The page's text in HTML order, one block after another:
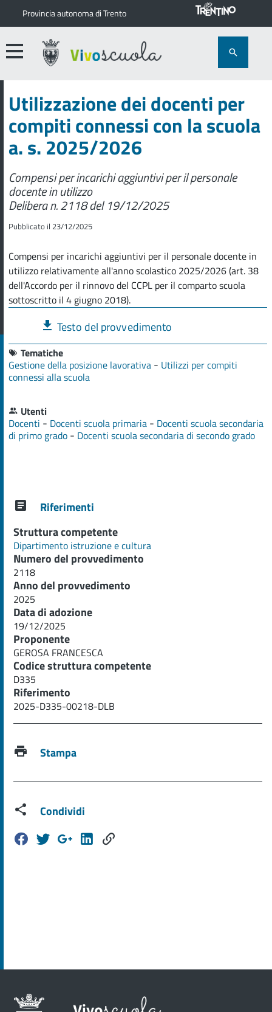
Provincia autonoma di Trento
Utilizzazione dei docenti per
compiti connessi con la scuola
a. s. 2025/2026
Compensi per incarichi aggiuntivi per il personale
docente in utilizzo
Delibera n. 2118 del 19/12/2025
Pubblicato il 23/12/2025
Compensi per incarichi aggiuntivi per il personale docente in
utilizzo relativamente all'anno scolastico 2025/2026 (art. 38
dell'Accordo per il rinnovo del CCPL per il comparto scuola
sottoscritto il 4 giugno 2018).
Testo del provvedimento
Tematiche
Gestione della posizione lavorativa - Utilizzi per compiti
connessi alla scuola
Utenti
Docenti - Docenti scuola primaria - Docenti scuola secondaria
di primo grado - Docenti scuola secondaria di secondo grado
Riferimenti
Struttura competente
Dipartimento istruzione e cultura
Numero del provvedimento
2118
Anno del provvedimento
2025
Data di adozione
19/12/2025
Proponente
GEROSA FRANCESCA
Codice struttura competente
D335
Riferimento
2025-D335-00218-DLB
Stampa
Condividi